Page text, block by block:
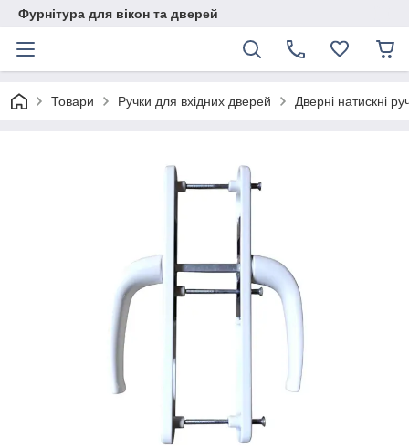
Фурнітура для вікон та дверей
Товари Ручки для вхідних дверей Дверні натискні